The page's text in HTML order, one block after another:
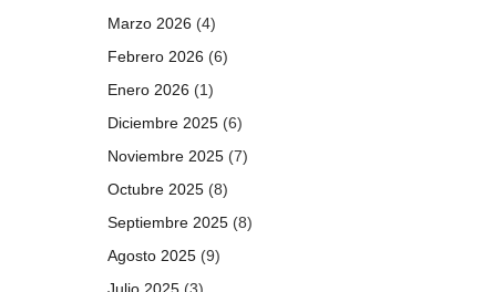
Marzo 2026 (4)
Febrero 2026 (6)
Enero 2026 (1)
Diciembre 2025 (6)
Noviembre 2025 (7)
Octubre 2025 (8)
Septiembre 2025 (8)
Agosto 2025 (9)